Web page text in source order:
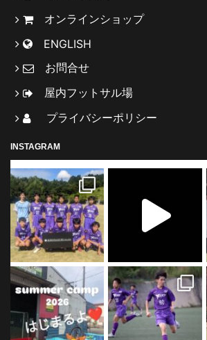
オンラインショップ
ENGLISH
お問合せ
屋内フットサル場
プライバシーポリシー
INSTAGRAM